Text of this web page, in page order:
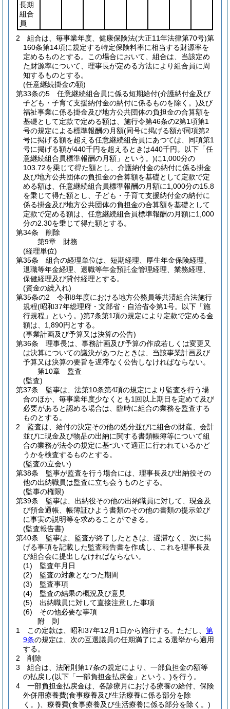
長期
組合
員
2 組合は、毎事業年度、健康保険法(大正11年法律第70号)第
160条第14項に規定する特定保険料率に相当する財源率を
定めるものとする。
この場合において、組合は、当該定め
た財源率について、理事長が定める方法により組合員に周
知するものとする。
(任意継続掛金の額)
第33条の5
任意継続組合員に係る短期給付(介護納付金及び
子ども・子育て支援納付金の納付に係るものを除く。)及び
福祉事業に係る掛金及び地方公共団体の負担金の合算額を
基礎として定款で定める額は、施行令第46条の2第1項第1
号の規定による標準報酬の月額(同号に掲げる額が同項第2
号に掲げる額を超える任意継続組合員にあつては、同項第1
号に掲げる額が440千円を超えるときは440千円。以下「任
意継続組合員標準報酬の月額」という。)に1,000分の
103.72を乗じて得た額とし、介護納付金の納付に係る掛金
及び地方公共団体の負担金の合算額を基礎として定款で定
める額は、任意継続組合員標準報酬の月額に1,000分の15.8
を乗じて得た額とし、子ども・子育て支援納付金の納付に
係る掛金及び地方公共団体の負担金の合算額を基礎として
定款で定める額は、任意継続組合員標準報酬の月額に1,000
分の2.30を乗じて得た額とする。
第34条
削除
第9章
財務
(経理単位)
第35条
組合の経理単位は、短期経理、厚生年金保険経理、
退職等年金経理、退職等年金預託金管理経理、業務経理、
保健経理及び貸付経理とする。
(資金の繰入れ)
第35条の2
令和8年度における地方公務員等共済組合法施行
規程(昭和37年総理府・文部省・自治省令第1号。以下「施
行規程」という。)第7条第1項の規定により定款で定める金
額は、1,890円とする。
(事業計画及び予算又は決算の公告)
第36条
理事長は、事務計画及び予算の作成若しくは変更又
は決算についての議決があつたときは、当該事業計画及び
予算又は決算の要旨を遅滞なく公告しなければならない。
第10章
監査
(監査)
第37条
監事は、法第10条第4項の規定により監査を行う場
合のほか、毎事業年度少なくとも1回以上期日を定めて及び
必要があると認める場合は、臨時に組合の業務を監査する
ものとする。
2
監査は、給付の決定その他の処分並びに組合の財産、会計
並びに現金及び物品の出納に関する書類帳簿等について組
合の業務が法令の規定に基づいて適正に行われているかど
うかを検査するものとする。
(監査の立会い)
第38条
監事が監査を行う場合には、理事長及び出納役その
他の出納職員は監査に立ち会うものとする。
(監事の権限)
第39条
監事は、出納役その他の出納職員に対して、現金及
び預金通帳、帳簿証ひよう書類のその他の書類の提示並び
に事実の説明等を求めることができる。
(監査報告書)
第40条
監事は、監査が終了したときは、遅滞なく、次に掲
げる事項を記載した監査報告書を作成し、これを理事長及
び組合会に提出しなければならない。
(1)
監査年月日
(2)
監査の対象となつた期間
(3)
監査事項
(4)
監査の結果の概況及び意見
(5)
出納職員に対して直接注意した事項
(6)
その他必要な事項
附 則
1
この定款は、昭和37年12月1日から施行する。 ただし、 第
9条の規定は、次の互選議員の任期満了による選挙から適用
する。
2
削除
3
組合は、法附則第17条の規定により、一部負担金の額等
の払戻し(以下「一部負担金払戻金」という。)を行う。
4
一部負担金払戻金は、各診療月における療養の給付、保険
外併用療養費(食事療養及び生活療養に係る部分を除
く。) 、療養費(食事療養及び生活療養に係る部分を除く。)